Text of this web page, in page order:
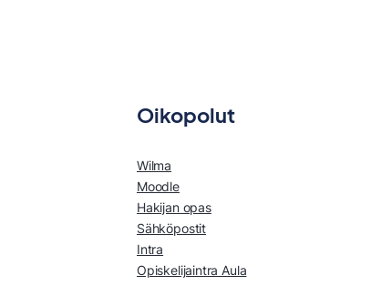
Oikopolut
Wilma
Moodle
Hakijan opas
Sähköpostit
Intra
Opiskelijaintra Aula